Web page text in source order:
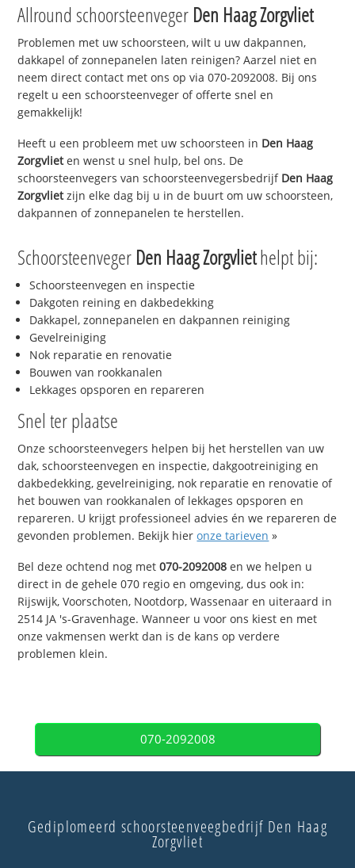
Allround schoorsteenveger Den Haag Zorgvliet
Problemen met uw schoorsteen, wilt u uw dakpannen,
dakkapel of zonnepanelen laten reinigen? Aarzel niet en
neem direct contact met ons op via 070-2092008. Bij ons
regelt u een schoorsteenveger of offerte snel en
gemakkelijk!
Heeft u een probleem met uw schoorsteen in Den Haag
Zorgvlieten wenst u snel hulp, bel ons. De
schoorsteenvegers van schoorsteenvegersbedrijf Den Haag
Zorgvlietzijn elke dag bij u in de buurt om uw schoorsteen,
dakpannen of zonnepanelen te herstellen.
Schoorsteenveger Den Haag Zorgvliethelpt bij:
Schoorsteenvegen en inspectie
Dakgoten reining en dakbedekking
Dakkapel, zonnepanelen en dakpannen reiniging
Gevelreiniging
Nok reparatie en renovatie
Bouwen van rookkanalen
Lekkages opsporen en repareren
Snel ter plaatse
Onze schoorsteenvegers helpen bij het herstellen van uw
dak, schoorsteenvegen en inspectie, dakgootreiniging en
dakbedekking, gevelreiniging, nok reparatie en renovatie of
het bouwen van rookkanalen of lekkages opsporen en
repareren. U krijgt professioneel advies én we repareren de
gevonden problemen. Bekijk hieronze tarieven »
Bel deze ochtend nog met070-2092008 en we helpen u
direct in de gehele 070 regio en omgeving, dus ook in:
Rijswijk, Voorschoten, Nootdorp, Wassenaar en uiteraard in
2514 JA 's-Gravenhage. Wanneer u voor ons kiest en met
onze vakmensen werkt dan is de kans op verdere
problemen klein.
070-2092008
Gediplomeerd schoorsteenveegbedrijf Den Haag
Zorgvliet